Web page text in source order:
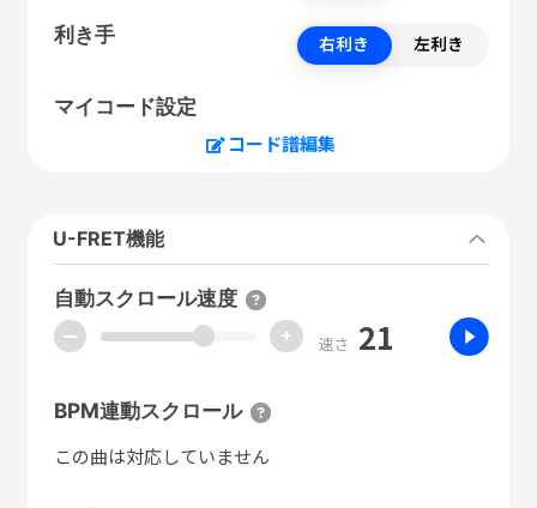
利き手 右利き 左利き
マイコード設定
コード譜編集
U-FRET機能
自動スクロール速度
ー + 速さ 21
BPM連動スクロール
この曲は対応していません